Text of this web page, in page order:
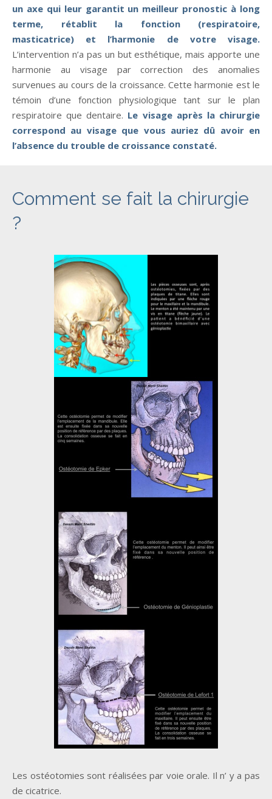
un axe qui leur garantit un meilleur pronostic à long
terme, rétablit la fonction (respiratoire,
masticatrice) et l’harmonie de votre visage.
L’intervention n’a pas un but esthétique, mais apporte une
harmonie au visage par correction des anomalies
survenues au cours de la croissance. Cette harmonie est le
témoin d’une fonction physiologique tant sur le plan
respiratoire que dentaire. Le visage après la chirurgie
correspond au visage que vous auriez dû avoir en
l’absence du trouble de croissance constaté.
Comment se fait la chirurgie
?
Les ostéotomies sont réalisées par voie orale. Il n’ y a pas
de cicatrice.